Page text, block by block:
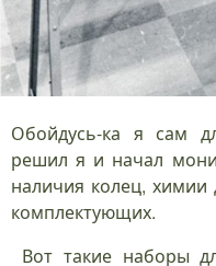
Обойдусь-ка я сам
решил я и начал
наличия колец, химии
комплектующих.
Вот такие наборы